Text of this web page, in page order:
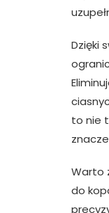
Dzięki
to nie
Warto
do